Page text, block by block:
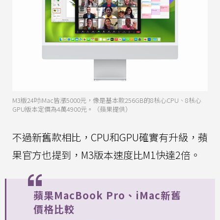
M3版24吋iMac皆漲5000元，像是基本款256GB的8核心CPU、8核心
GPU版本定價為4萬4900元。（蘋果提供）
不過新舊款相比，CPU和GPU確實有升級，蘋
果官方也提到，M3版本速度比M1快達2倍。
蘋果MacBook Pro、iMac新舊
價格比較